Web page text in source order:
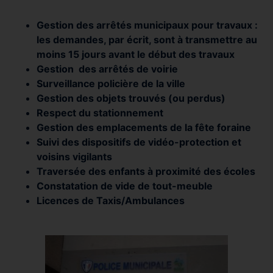
Gestion des arrêtés municipaux pour travaux :
les demandes, par écrit, sont à transmettre au
moins 15 jours avant le début des travaux
Gestion des arrêtés de voirie
Surveillance policière de la ville
Gestion des objets trouvés (ou perdus)
Respect du stationnement
Gestion des emplacements de la fête foraine
Suivi des dispositifs de vidéo-protection et
voisins vigilants
Traversée des enfants à proximité des écoles
Constatation de vide de tout-meuble
Licences de Taxis/Ambulances